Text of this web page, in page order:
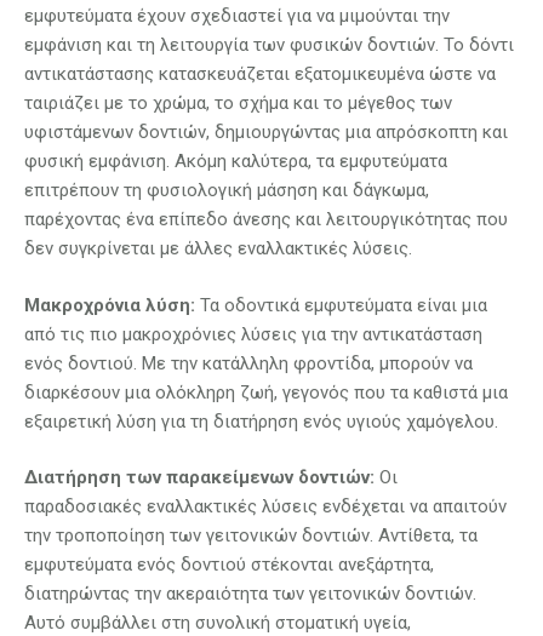
εμφυτεύματα έχουν σχεδιαστεί για να μιμούνται την
εμφάνιση και τη λειτουργία των φυσικών δοντιών. Το δόντι
αντικατάστασης κατασκευάζεται εξατομικευμένα ώστε να
ταιριάζει με το χρώμα, το σχήμα και το μέγεθος των
υφιστάμενων δοντιών, δημιουργώντας μια απρόσκοπτη και
φυσική εμφάνιση. Ακόμη καλύτερα, τα εμφυτεύματα
επιτρέπουν τη φυσιολογική μάσηση και δάγκωμα,
παρέχοντας ένα επίπεδο άνεσης και λειτουργικότητας που
δεν συγκρίνεται με άλλες εναλλακτικές λύσεις.
Μακροχρόνια λύση: Τα οδοντικά εμφυτεύματα είναι μια
από τις πιο μακροχρόνιες λύσεις για την αντικατάσταση
ενός δοντιού. Με την κατάλληλη φροντίδα, μπορούν να
διαρκέσουν μια ολόκληρη ζωή, γεγονός που τα καθιστά μια
εξαιρετική λύση για τη διατήρηση ενός υγιούς χαμόγελου.
Διατήρηση των παρακείμενων δοντιών: Οι
παραδοσιακές εναλλακτικές λύσεις ενδέχεται να απαιτούν
την τροποποίηση των γειτονικών δοντιών. Αντίθετα, τα
εμφυτεύματα ενός δοντιού στέκονται ανεξάρτητα,
διατηρώντας την ακεραιότητα των γειτονικών δοντιών.
Αυτό συμβάλλει στη συνολική στοματική υγεία,